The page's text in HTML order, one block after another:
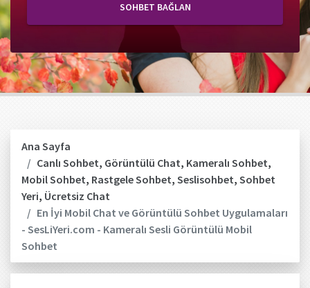
SOHBET BAĞLAN
Ana Sayfa
Canlı Sohbet, Görüntülü Chat, Kameralı Sohbet,
Mobil Sohbet, Rastgele Sohbet, Seslisohbet, Sohbet
Yeri, Ücretsiz Chat
En İyi Mobil Chat ve Görüntülü Sohbet Uygulamaları
- SesLiYeri.com - Kameralı Sesli Görüntülü Mobil
Sohbet